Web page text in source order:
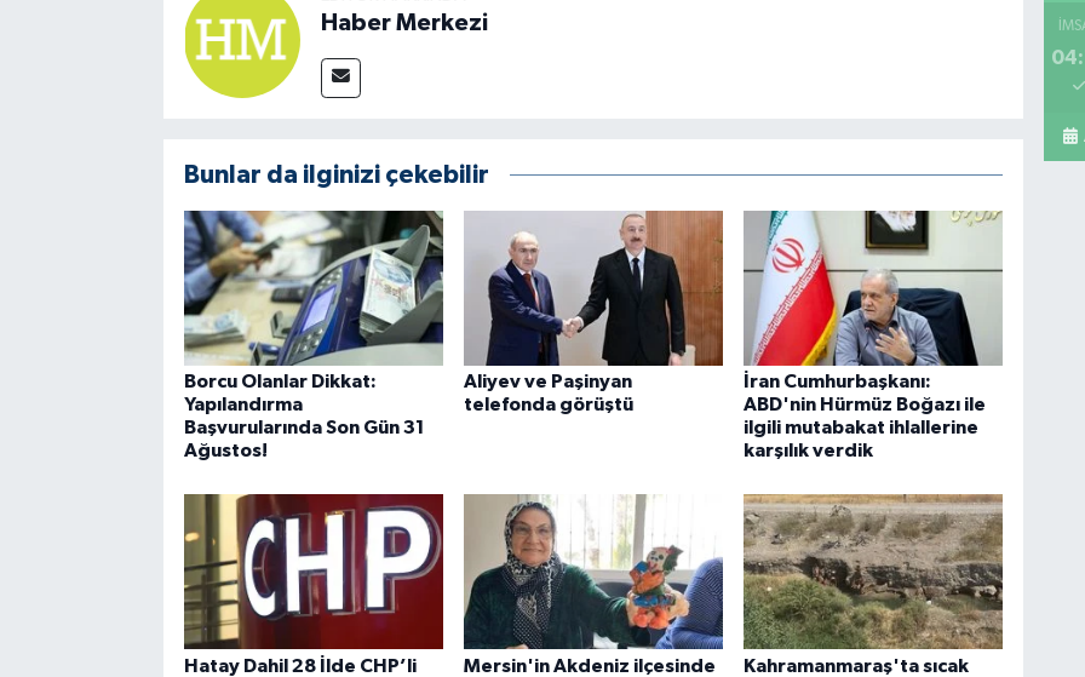
Haber Merkezi
Bunlar da ilginizi çekebilir
Borcu Olanlar Dikkat:
Yapılandırma
Başvurularında Son Gün 31
Ağustos!
Aliyev ve Paşinyan
telefonda görüştü
İran Cumhurbaşkanı:
ABD'nin Hürmüz Boğazı ile
ilgili mutabakat ihlallerine
karşılık verdik
Hatay Dahil 28 İlde CHP’li
Mersin'in Akdeniz ilçesinde
Kahramanmaraş'ta sıcak
A